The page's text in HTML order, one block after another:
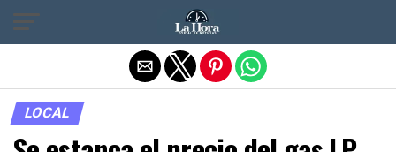
LOCAL
Salir de la versión móvil